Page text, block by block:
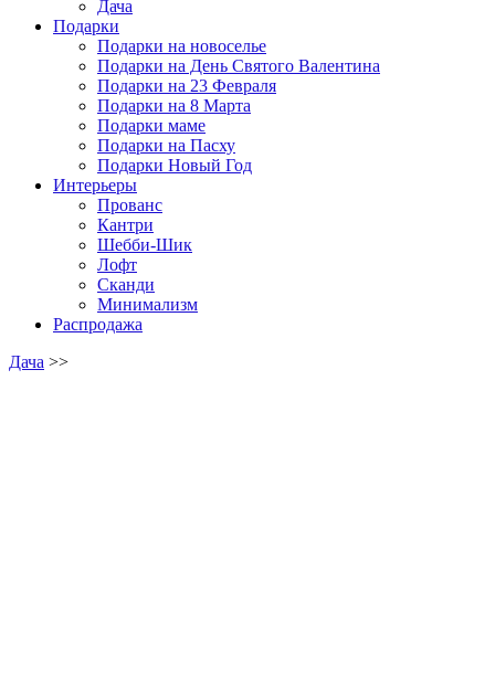
Дача
Подарки
Подарки на новоселье
Подарки на День Святого Валентина
Подарки на 23 Февраля
Подарки на 8 Марта
Подарки маме
Подарки на Пасху
Подарки Новый Год
Интерьеры
Прованс
Кантри
Шебби-Шик
Лофт
Сканди
Минимализм
Распродажа
Дача >>